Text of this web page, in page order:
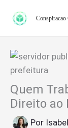
para
conteúdo
Conspiracao
Quem
Direito ao
Por